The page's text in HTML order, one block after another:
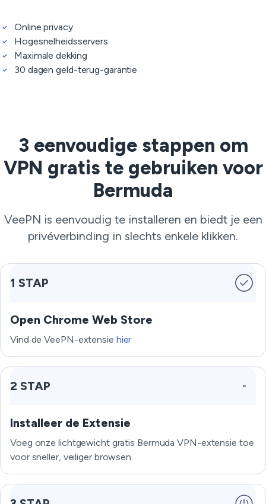
Online privacy
Hogesnelheidsservers
Maximale dekking
30 dagen geld-terug-garantie
3 eenvoudige stappen om
VPN gratis te gebruiken voor
Bermuda
VeePN is eenvoudig te installeren en biedt je een
privéverbinding in slechts enkele klikken.
1 STAP
Open Chrome Web Store
Vind de VeePN-extensie hier
2 STAP
Installeer de Extensie
Voeg onze lichtgewicht gratis Bermuda VPN-extensie toe
voor sneller, veiliger browsen.